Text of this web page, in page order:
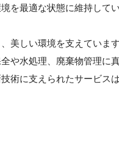
を最適な状態に維持してい
美しい環境を支えていま
や水処理、廃棄物管理に
術に支えられたサービス